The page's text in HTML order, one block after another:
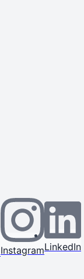
InstagramLinkedIn